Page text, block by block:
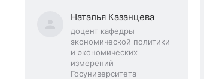
Наталья Казанцева
доцент кафедры
экономической политики
и экономических
измерений
Госуниверситета